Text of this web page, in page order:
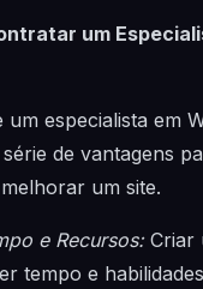
um
especialista em
de vantagens
um site.
e Recursos:Criar
tempo e